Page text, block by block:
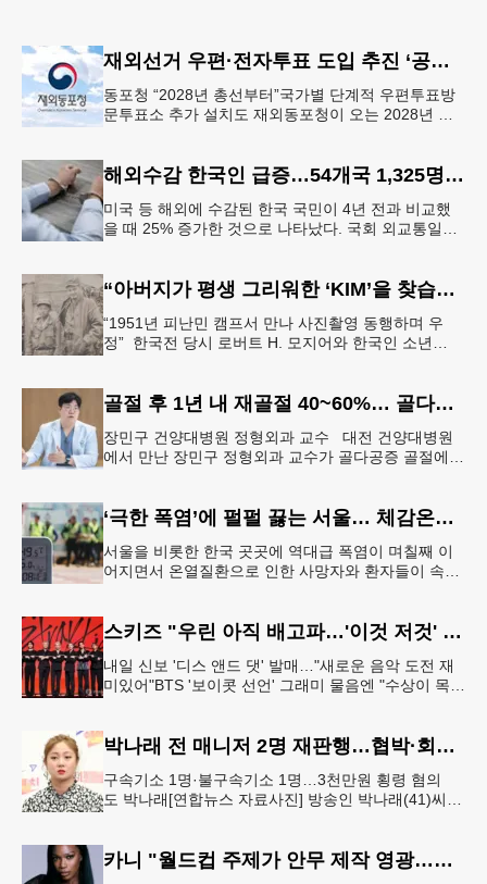
재외선거 우편·전자투표 도입 추진 ‘공식화’
동포청 “2028년 총선부터”국가별 단계적 우편투표방
문투표소 추가 설치도 재외동포청이 오는 2028년 재
해외수감 한국인 급증…54개국 1,325명 25%↑
미국 등 해외에 수감된 한국 국민이 4년 전과 비교했
을 때 25% 증가한 것으로 나타났다. 국회 외교통일위
“아버지가 평생 그리워한 ‘KIM’을 찾습니다” 한국전 종군기자의 ‘마지막 소원’
“1951년 피난민 캠프서 만나 사진촬영 동행하며 우
정” 한국전 당시 로버트 H. 모지어와 한국인 소년
골절 후 1년 내 재골절 40~60%… 골다공증 골절 “치료 골든타임은 3개월”
장민구 건양대병원 정형외과 교수 대전 건양대병원
에서 만난 장민구 정형외과 교수가 골다공증 골절에
‘극한 폭염’에 펄펄 끓는 서울… 체감온도 ‘섭씨 49.5도’
서울을 비롯한 한국 곳곳에 역대급 폭염이 며칠째 이
어지면서 온열질환으로 인한 사망자와 환자들이 속출
스키즈 "우린 아직 배고파…'이것 저것' 다 잘하는 자신감 표현"
내일 신보 '디스 앤드 댓' 발매…"새로운 음악 도전 재
미있어"BTS '보이콧 선언' 그래미 물음엔 "수상이 목표
박나래 전 매니저 2명 재판행…협박·회삿돈 횡령 혐의
구속기소 1명·불구속기소 1명…3천만원 횡령 혐의
도 박나래[연합뉴스 자료사진] 방송인 박나래(41)씨를
카니 "월드컵 주제가 안무 제작 영광…춤은 국경 없는 언어"